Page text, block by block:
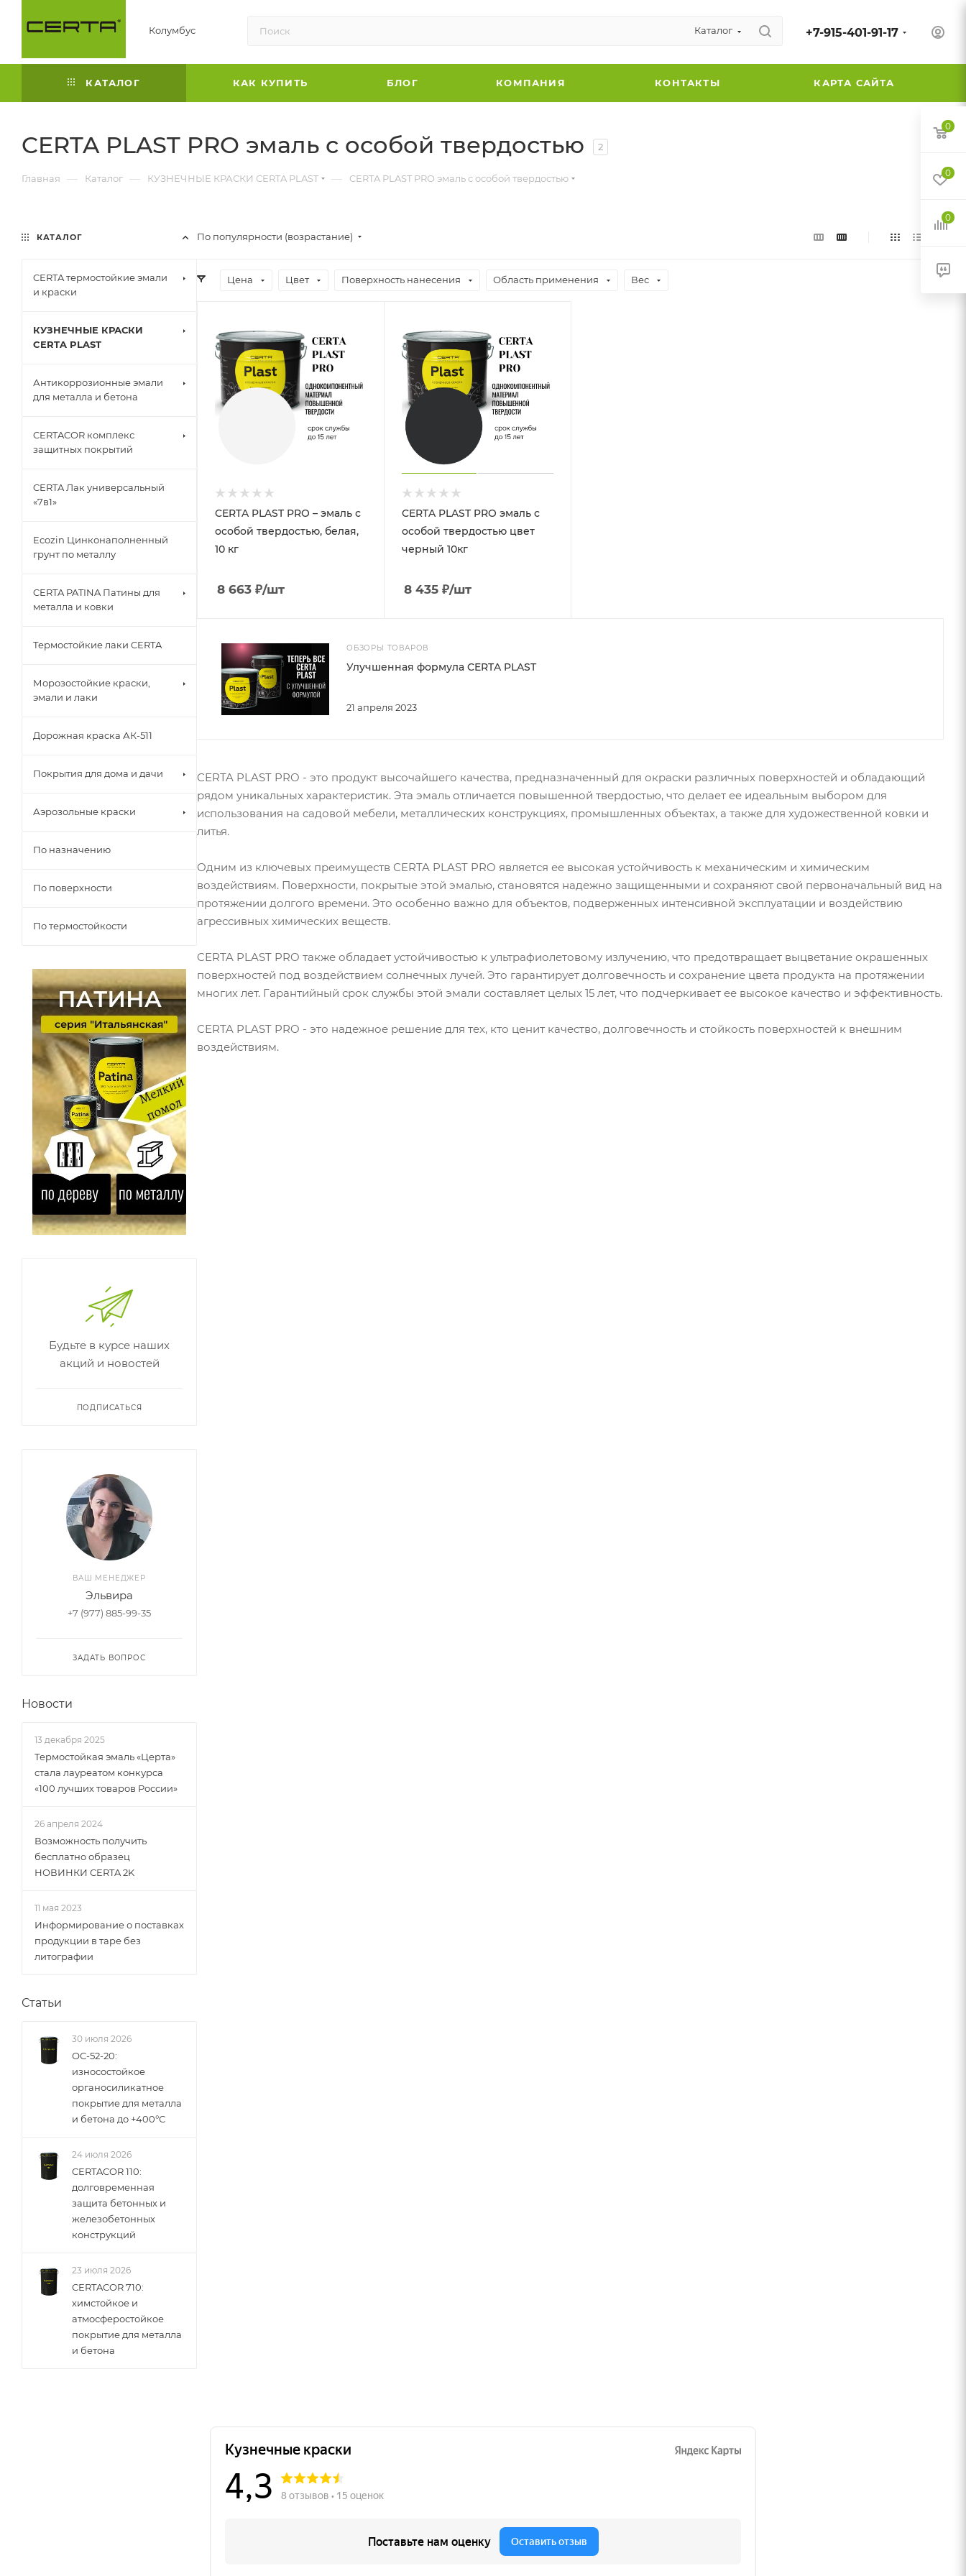
Колумбус Каталог +7-915-401-91-17
КАТАЛОГ КАК КУПИТЬ БЛОГ КОМПАНИЯ КОНТАКТЫ КАРТА САЙТА
CERTA PLAST PRO эмаль с особой твердостью 2
Главная — Каталог — КУЗНЕЧНЫЕ КРАСКИ CERTA PLAST — CERTA PLAST PRO эмаль с особой твердостью
По популярности (возрастание)
Цена Цвет Поверхность нанесения Область применения Вес
CERTA PLAST PRO – эмаль с
особой твердостью, белая,
10 кг
8 663 ₽/шт
CERTA PLAST PRO эмаль с
особой твердостью цвет
черный 10кг
8 435₽/шт
ОБЗОРЫ ТОВАРОВ
21 апреля 2023
Улучшенная формула CERTA PLAST
CERTA PLAST PRO - это продукт высочайшего качества, предназначенный для окраски различных поверхностей и обладающий
рядом уникальных характеристик. Эта эмаль отличается повышенной твердостью, что делает ее идеальным выбором для
использования на садовой мебели, металлических конструкциях, промышленных объектах, а также для художественной ковки и
литья.
Одним из ключевых преимуществ CERTA PLAST PRO является ее высокая устойчивость к механическим и химическим
воздействиям. Поверхности, покрытые этой эмалью, становятся надежно защищенными и сохраняют свой первоначальный вид на
протяжении долгого времени. Это особенно важно для объектов, подверженных интенсивной эксплуатации и воздействию
агрессивных химических веществ.
CERTA PLAST PRO также обладает устойчивостью к ультрафиолетовому излучению, что предотвращает выцветание окрашенных
поверхностей под воздействием солнечных лучей. Это гарантирует долговечность и сохранение цвета продукта на протяжении
многих лет. Гарантийный срок службы этой эмали составляет целых 15 лет, что подчеркивает ее высокое качество и эффективность.
CERTA PLAST PRO - это надежное решение для тех, кто ценит качество, долговечность и стойкость поверхностей к внешним
воздействиям.
КАТАЛОГ
CERTA термостойкие эмали
и краски
КУЗНЕЧНЫЕ КРАСКИ
CERTA PLAST
Антикоррозионные эмали
для металла и бетона
CERTACOR комплекс
защитных покрытий
CERTA Лак универсальный
«7в1»
Ecozin Цинконаполненный
грунт по металлу
CERTA PATINA Патины для
металла и ковки
Термостойкие лаки CERTA
Морозостойкие краски,
эмали и лаки
Дорожная краска АК-511
Покрытия для дома и дачи
Аэрозольные краски
По назначению
По поверхности
По термостойкости
Будьте в курсе наших
акций и новостей
ПОДПИСАТЬСЯ
ВАШ МЕНЕДЖЕР
Эльвира
+7 (977) 885-99-35
ЗАДАТЬ ВОПРОС
Новости
13 декабря 2025
Термостойкая эмаль «Церта»
стала лауреатом конкурса
«100 лучших товаров России»
26 апреля 2024
Возможность получить
бесплатно образец
НОВИНКИ CERTA 2K
11 мая 2023
Информирование о поставках
продукции в таре без
литографии
Статьи
30 июля 2026
ОС-52-20:
износостойкое
органосиликатное
покрытие для металла
и бетона до +400°С
24 июля 2026
CERTACOR 110:
долговременная
защита бетонных и
железобетонных
конструкций
23 июля 2026
CERTACOR 710:
химстойкое и
атмосферостойкое
покрытие для металла
и бетона
0
0
0